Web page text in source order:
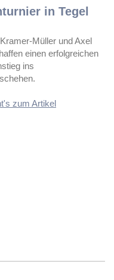
in Tegel
Müller und Axel
einen erfolgreichen
ins
zum Artikel